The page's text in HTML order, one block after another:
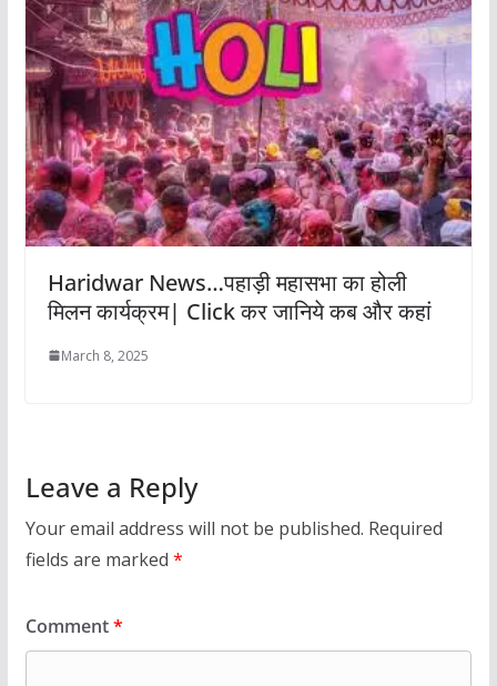
Haridwar News…पहाड़ी महासभा का होली
मिलन कार्यक्रम| Click कर जानिये कब और कहां
March 8, 2025
Leave a Reply
Your email address will not be published. Required
fields are marked *
Comment*